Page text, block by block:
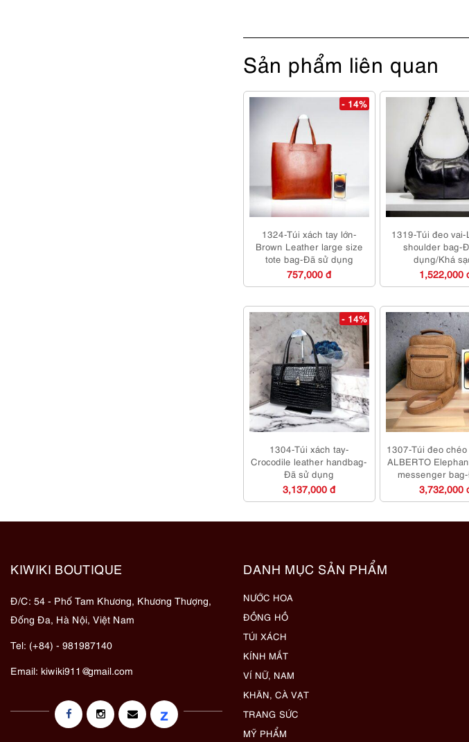
Sản phẩm liên quan
- 14%
1324-Túi xách tay lớn-
Brown Leather large size
tote bag-Đã sử dụng
757,000 đ
1319-Túi đeo
shoulder bag-
dụng/Khá
1,522,000
- 14%
1304-Túi xách tay-
Crocodile leather handbag-
Đã sử dụng
3,137,000 đ
1307-Túi đeo
ALBERTO
messenger
dụng
3,732,000
KIWIKI BOUTIQUE
Đ/C: 54 - Phố Tam Khương, Khương Thượng,
Đống Đa, Hà Nội, Việt Nam
Tel: (+84) - 981987140
Email: kiwiki911@gmail.com
z
DANH MỤC SẢN PHẨM
NƯỚC HOA
ĐỒNG HỒ
TÚI XÁCH
KÍNH MẮT
VÍ NỮ, NAM
KHĂN, CÀ VẠT
TRANG SỨC
MỸ PHẨM